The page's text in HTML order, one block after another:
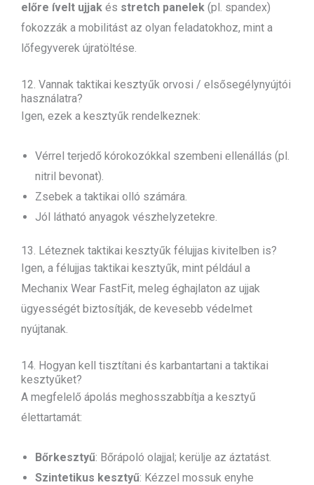
előre ívelt ujjak és stretch panelek (pl. spandex)
fokozzák a mobilitást az olyan feladatokhoz, mint a
lőfegyverek újratöltése.
12. Vannak taktikai kesztyűk orvosi / elsősegélynyújtói
használatra?
Igen, ezek a kesztyűk rendelkeznek:
Vérrel terjedő kórokozókkal szembeni ellenállás (pl.
nitril bevonat).
Zsebek a taktikai olló számára.
Jól látható anyagok vészhelyzetekre.
13. Léteznek taktikai kesztyűk félujjas kivitelben is?
Igen, a félujjas taktikai kesztyűk, mint például a
Mechanix Wear FastFit, meleg éghajlaton az ujjak
ügyességét biztosítják, de kevesebb védelmet
nyújtanak.
14. Hogyan kell tisztítani és karbantartani a taktikai
kesztyűket?
A megfelelő ápolás meghosszabbítja a kesztyű
élettartamát:
Bőrkesztyű: Bőrápoló olajjal; kerülje az áztatást.
Szintetikus kesztyű: Kézzel mossuk enyhe